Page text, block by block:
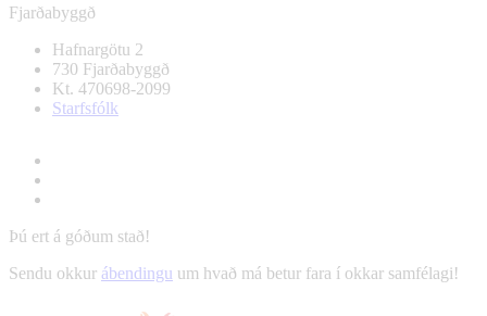
Fjarðabyggð
Hafnargötu 2
730 Fjarðabyggð
Kt. 470698-2099
Starfsfólk
Þú ert á góðum stað!
Sendu okkur ábendingu um hvað má betur fara í okkar samfélagi!